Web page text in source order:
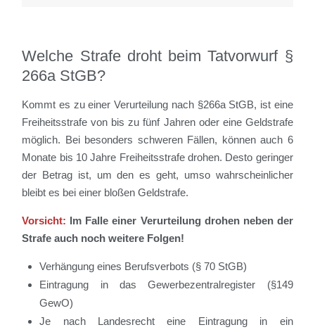
Welche Strafe droht beim Tatvorwurf §
266a StGB?
Kommt es zu einer Verurteilung nach §266a StGB, ist eine
Freiheitsstrafe von bis zu fünf Jahren oder eine Geldstrafe
möglich. Bei besonders schweren Fällen, können auch 6
Monate bis 10 Jahre Freiheitsstrafe drohen. Desto geringer
der Betrag ist, um den es geht, umso wahrscheinlicher
bleibt es bei einer bloßen Geldstrafe.
Vorsicht: Im Falle einer Verurteilung drohen neben der
Strafe auch noch weitere Folgen!
Verhängung eines Berufsverbots (§ 70 StGB)
Eintragung in das Gewerbezentralregister (§149
GewO)
Je nach Landesrecht eine Eintragung in ein